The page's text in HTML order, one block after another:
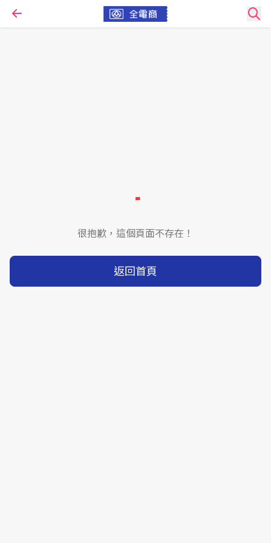
很抱歉，這個頁面不存在！
返回首頁